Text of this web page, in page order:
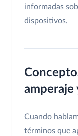
informadas
dispositivos.
amperaje
Cuando
términos que